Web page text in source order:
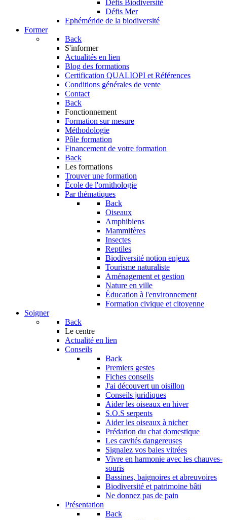
Défis Biodiversité
Défis Mer
Ephéméride de la biodiversité
Former
Back
S'informer
Actualités en lien
Blog des formations
Certification QUALIOPI et Références
Conditions générales de vente
Contact
Back
Fonctionnement
Formation sur mesure
Méthodologie
Pôle formation
Financement de votre formation
Back
Les formations
Trouver une formation
École de l'ornithologie
Par thématiques
Back
Oiseaux
Amphibiens
Mammifères
Insectes
Reptiles
Biodiversité notion enjeux
Tourisme naturaliste
Aménagement et gestion
Nature en ville
Éducation à l'environnement
Formation civique et citoyenne
Soigner
Back
Le centre
Actualité en lien
Conseils
Back
Premiers gestes
Fiches conseils
J'ai découvert un oisillon
Conseils juridiques
Aider les oiseaux en hiver
S.O.S serpents
Aider les oiseaux à nicher
Prédation du chat domestique
Les cavités dangereuses
Signalez vos baies vitrées
Vivre en harmonie avec les chauves-
souris
Bassines, baignoires et abreuvoires
Biodiversité et patrimoine bâti
Ne donnez pas de pain
Présentation
Back